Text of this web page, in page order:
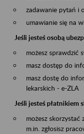
zadawanie pytań i
umawianie się na
Jeśli jesteś osobą
możesz sprawdzić
masz dostęp do
masz dostę do
lekarskich - e-ZLA
Jeśli jesteś płatnikiem
możesz skorzystać
m.in. zgłosisz